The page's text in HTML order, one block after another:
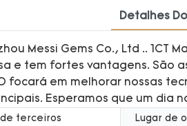
Detalhes
Messi Gems Co., Ltd .. 1CT
e tem fortes vantagens. São
focará em melhorar nossas
Esperamos que um dia
de terceiros Lugar de